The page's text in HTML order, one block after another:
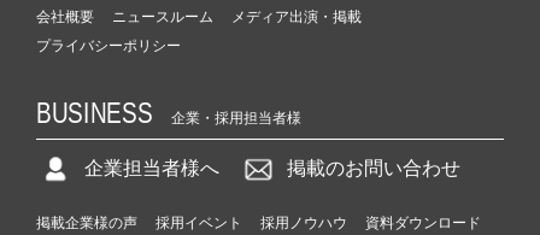
会社概要 ニュースルーム
メディア出演・掲載
プライバシーポリシー
BUSINESS 企業・採用担当者様
企業担当者様へ 掲載のお問い合わせ
掲載企業様の声 採用イベント 採用ノウハウ 資料ダウンロード